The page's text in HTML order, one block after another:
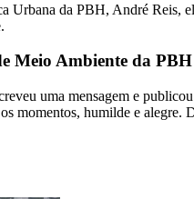
Urbana da PBH, André Reis,
Meio Ambiente da PBH
uma mensagem e
momentos, humilde e alegre.